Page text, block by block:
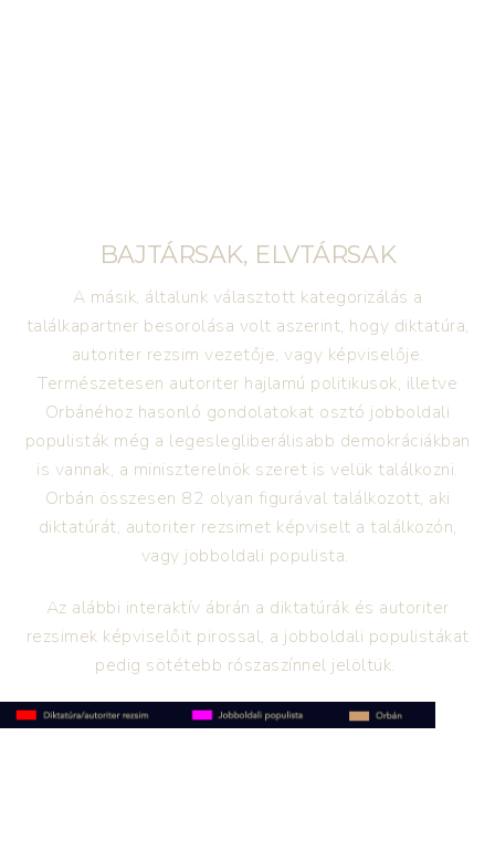
BAJTÁRSAK, ELVTÁRSAK
A másik, általunk választott kategorizálás a
találkapartner besorolása volt aszerint, hogy diktatúra,
autoriter rezsim vezetője, vagy képviselője.
Természetesen autoriter hajlamú politikusok, illetve
Orbánéhoz hasonló gondolatokat osztó jobboldali
populisták még a legeslegliberálisabb demokráciákban
is vannak, a miniszterelnök szeret is velük találkozni.
Orbán összesen 82 olyan figurával találkozott, aki
diktatúrát, autoriter rezsimet képviselt a találkozón,
vagy jobboldali populista.
Az alábbi interaktív ábrán a diktatúrák és autoriter
rezsimek képviselőit pirossal, a jobboldali populistákat
pedig sötétebb rószaszínnel jelöltük.